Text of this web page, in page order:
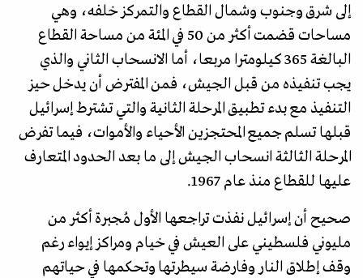
إلى شرق وجنوب وشمال القطاع والتمركز خلفه، وهي
مساحات قضمت أكثر من 50 في المئة من مساحة القطاع
البالغة 365 كيلومترا مربعا، أما الانسحاب الثاني والذي
يجب تنفيذه من قبل الجيش، فمن المفترض أن يدخل حيز
التنفيذ مع بدء تطبيق المرحلة الثانية والتي تشترط إسرائيل
قبلها تسلم جميع المحتجزين الأحياء والأموات، فيما تفرض
المرحلة الثالثة انسحاب الجيش إلى ما بعد الحدود المتعارف
عليها للقطاع منذ عام 1967.
صحيح أن إسرائيل نفذت تراجعها الأول مُجبرة أكثر من
مليوني فلسطيني على العيش في خيام ومراكز إيواء رغم
وقف إطلاق النار وفارضة سيطرتها وتحكمها في حياتهم